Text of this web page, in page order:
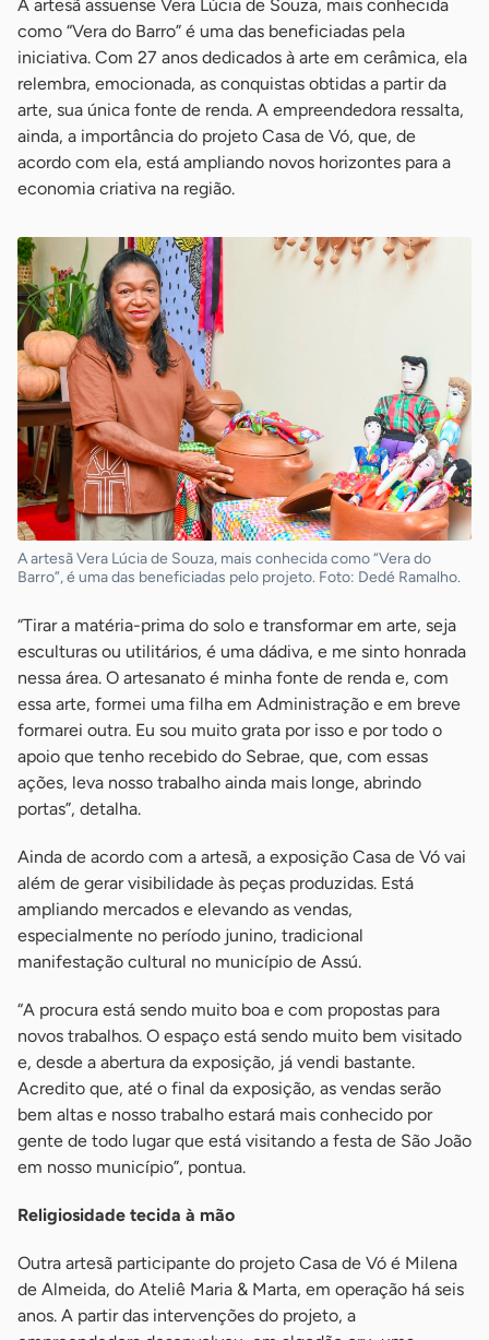
A artesã assuense Vera Lúcia de Souza, mais conhecida
como “Vera do Barro” é uma das beneficiadas pela
iniciativa. Com 27 anos dedicados à arte em cerâmica, ela
relembra, emocionada, as conquistas obtidas a partir da
arte, sua única fonte de renda. A empreendedora ressalta,
ainda, a importância do projeto Casa de Vó, que, de
acordo com ela, está ampliando novos horizontes para a
economia criativa na região.
A artesã Vera Lúcia de Souza, mais conhecida como “Vera do
Barro”, é uma das beneficiadas pelo projeto. Foto: Dedé Ramalho.
“Tirar a matéria-prima do solo e transformar em arte, seja
esculturas ou utilitários, é uma dádiva, e me sinto honrada
nessa área. O artesanato é minha fonte de renda e, com
essa arte, formei uma filha em Administração e em breve
formarei outra. Eu sou muito grata por isso e por todo o
apoio que tenho recebido do Sebrae, que, com essas
ações, leva nosso trabalho ainda mais longe, abrindo
portas”, detalha.
Ainda de acordo com a artesã, a exposição Casa de Vó vai
além de gerar visibilidade às peças produzidas. Está
ampliando mercados e elevando as vendas,
especialmente no período junino, tradicional
manifestação cultural no município de Assú.
“A procura está sendo muito boa e com propostas para
novos trabalhos. O espaço está sendo muito bem visitado
e, desde a abertura da exposição, já vendi bastante.
Acredito que, até o final da exposição, as vendas serão
bem altas e nosso trabalho estará mais conhecido por
gente de todo lugar que está visitando a festa de São João
em nosso município”, pontua.
Religiosidade tecida à mão
Outra artesã participante do projeto Casa de Vó é Milena
de Almeida, do Ateliê Maria & Marta, em operação há seis
anos. A partir das intervenções do projeto, a